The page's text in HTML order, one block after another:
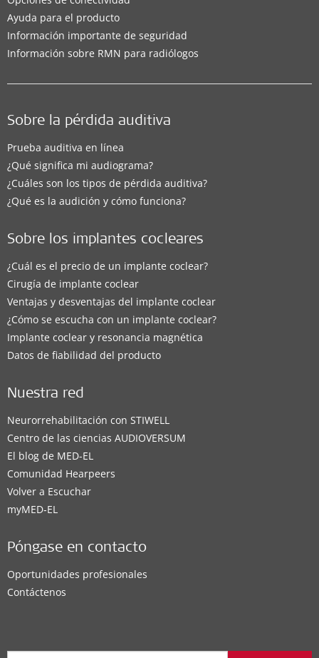
Ayuda para el producto
Información importante de seguridad
Información sobre RMN para radiólogos
Sobre la pérdida auditiva
Prueba auditiva en línea
¿Qué significa mi audiograma?
¿Cuáles son los tipos de pérdida auditiva?
¿Qué es la audición y cómo funciona?
Sobre los implantes cocleares
¿Cuál es el precio de un implante coclear?
Cirugía de implante coclear
Ventajas y desventajas del implante coclear
¿Cómo se escucha con un implante coclear?
Implante coclear y resonancia magnética
Datos de fiabilidad del producto
Nuestra red
Neurorrehabilitación con STIWELL
Centro de las ciencias AUDIOVERSUM
El blog de MED-EL
Comunidad Hearpeers
Volver a Escuchar
myMED‑EL
Póngase en contacto
Oportunidades profesionales
Contáctenos